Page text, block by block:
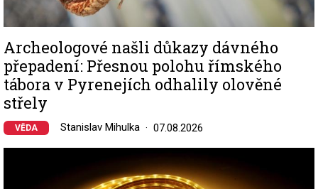
Archeologové našli důkazy dávného
přepadení: Přesnou polohu římského
tábora v Pyrenejích odhalily olověné
střely
VĚDA Stanislav Mihulka 07.08.2026